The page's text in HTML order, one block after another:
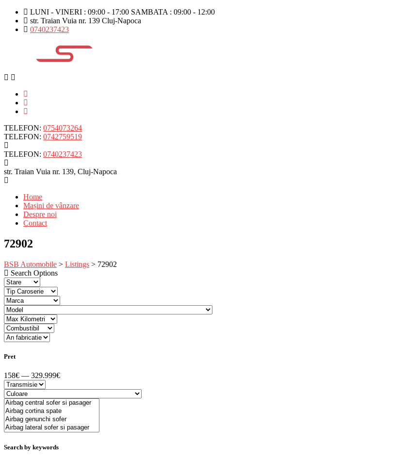
LUNI - VINERI : 09:00 - 17:00 SAMBATA : 09:00 - 12:00
str. Traian Vuia nr. 139 Cluj-Napoca
0740237423
TELEFON: 0754073264
TELEFON: 0742759519
TELEFON: 0740237423
str. Traian Vuia nr. 139, Cluj-Napoca
Home
Mașini de vânzare
Despre noi
Contact
72902
BSB Automobile > Listings > 72902
Search Options
Pret
158€ — 329.999€
Search by keywords